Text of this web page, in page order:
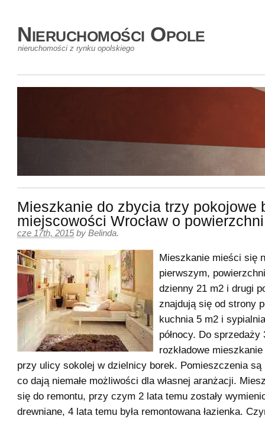
Nieruchomości Opole
nieruchomości z rynku opolskiego
Mieszkanie do zbycia trzy pokojowe
miejscowości Wrocław o
cze 17th, 2015 by Belinda.
Mieszkanie mieści się
pierwszym,
dzienny 21 m2 i drugi
znajdują się od strony
kuchnia 5 m2 i
północy. Do sprzedaży
rozkładowe
przy ulicy sokolej w dzielnicy borek. Pomieszczenia są
co dają niemałe możliwości dla własnej aranżacji.
się do remontu, przy czym 2 lata temu zostały
drewniane, 4 lata temu była remontowana łazienka.